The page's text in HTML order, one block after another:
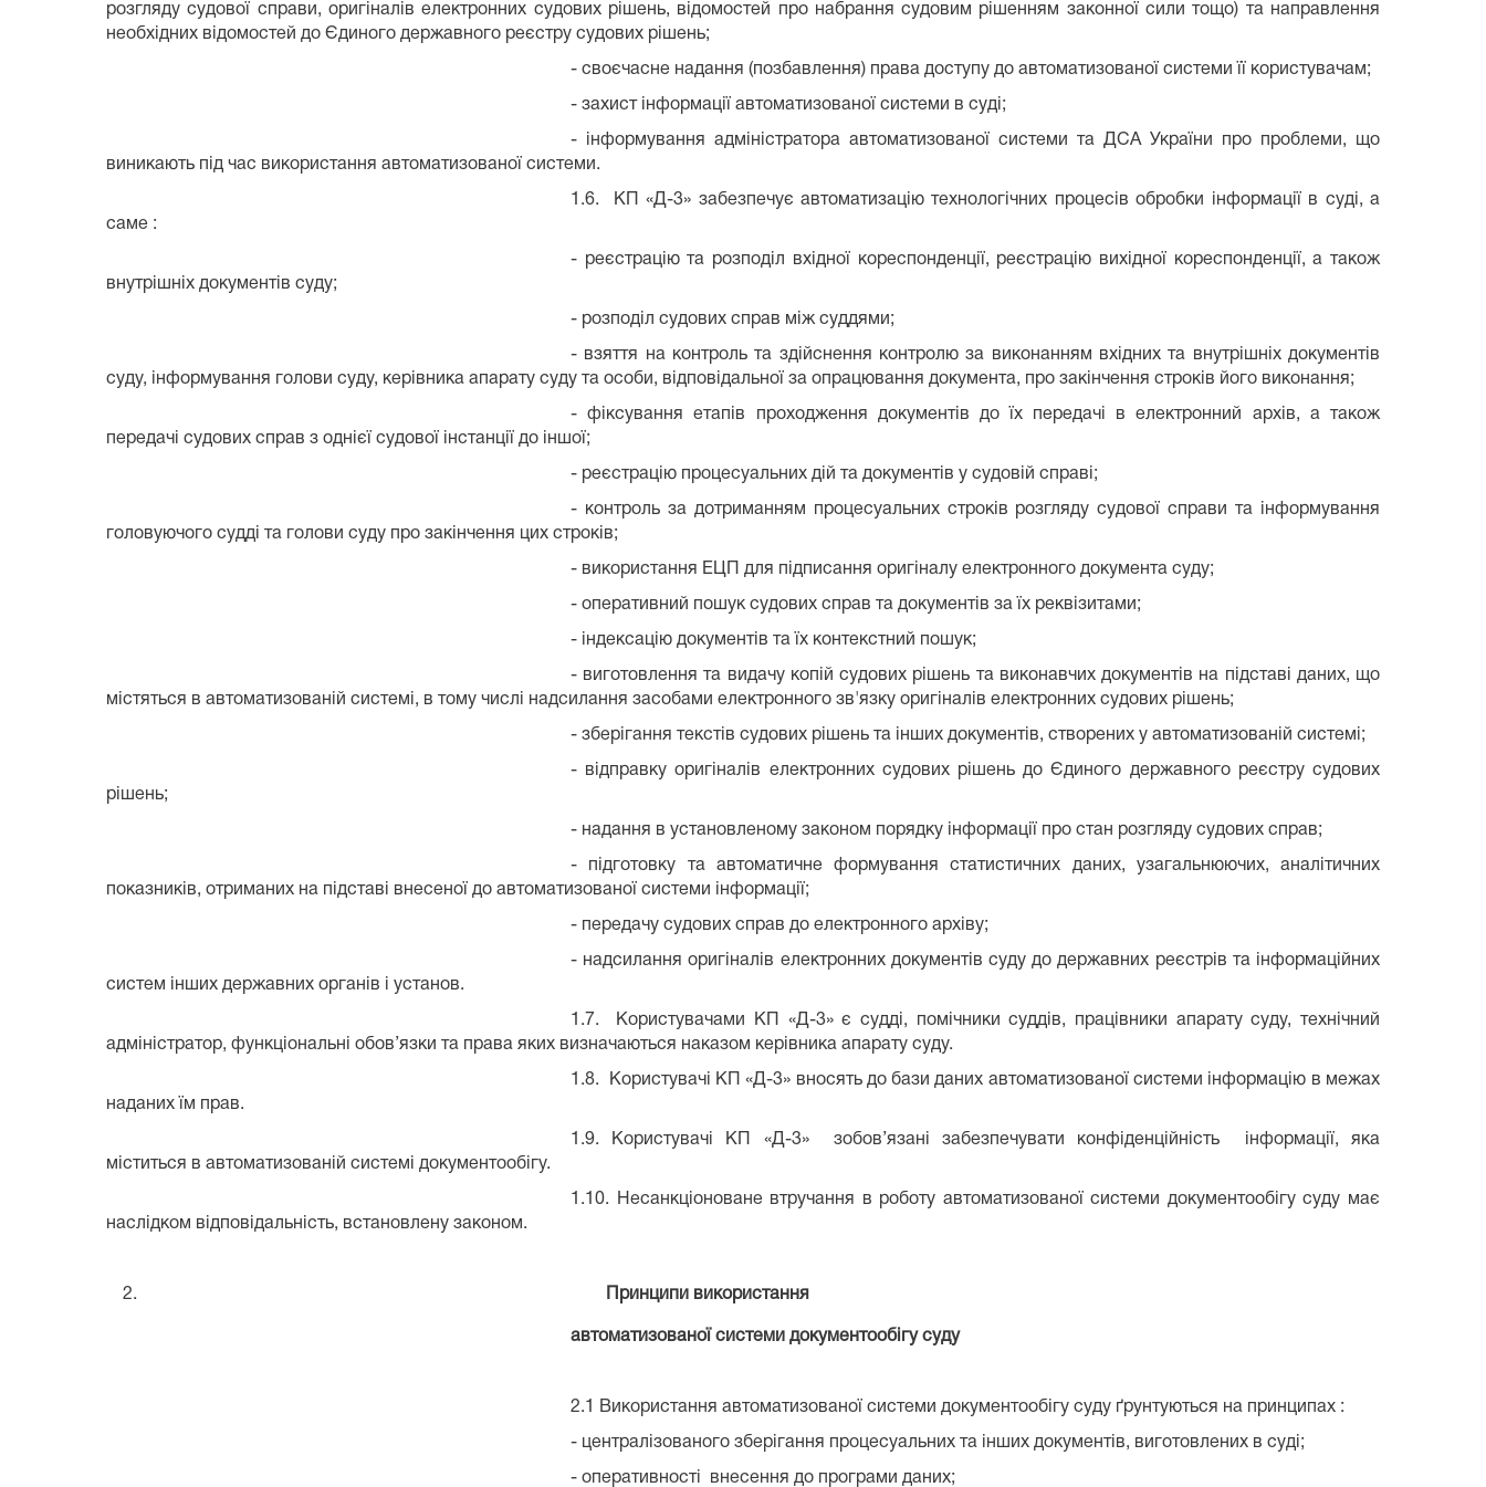
розгляду судової справи, оригіналів електронних судових рішень, відомостей про набрання судовим рішенням законної сили тощо) та направлення
необхідних відомостей до Єдиного державного реєстру судових рішень;
- своєчасне надання (позбавлення) права доступу до автоматизованої системи її користувачам;
- захист інформації автоматизованої системи в суді;
- інформування адміністратора автоматизованої системи та ДСА України про проблеми, що
виникають під час використання автоматизованої системи.
1.6. КП «Д-3» забезпечує автоматизацію технологічних процесів обробки інформації в суді, а
саме :
- реєстрацію та розподіл вхідної кореспонденції, реєстрацію вихідної кореспонденції, а також
внутрішніх документів суду;
- розподіл судових справ між суддями;
- взяття на контроль та здійснення контролю за виконанням вхідних та внутрішніх документів
суду, інформування голови суду, керівника апарату суду та особи, відповідальної за опрацювання документа, про закінчення строків його виконання;
- фіксування етапів проходження документів до їх передачі в електронний архів, а також
передачі судових справ з однієї судової інстанції до іншої;
- реєстрацію процесуальних дій та документів у судовій справі;
- контроль за дотриманням процесуальних строків розгляду судової справи та інформування
головуючого судді та голови суду про закінчення цих строків;
- використання ЕЦП для підписання оригіналу електронного документа суду;
- оперативний пошук судових справ та документів за їх реквізитами;
- індексацію документів та їх контекстний пошук;
- виготовлення та видачу копій судових рішень та виконавчих документів на підставі даних, що
містяться в автоматизованій системі, в тому числі надсилання засобами електронного зв'язку оригіналів електронних судових рішень;
- зберігання текстів судових рішень та інших документів, створених у автоматизованій системі;
- відправку оригіналів електронних судових рішень до Єдиного державного реєстру судових
рішень;
- надання в установленому законом порядку інформації про стан розгляду судових справ;
- підготовку та автоматичне формування статистичних даних, узагальнюючих, аналітичних
показників, отриманих на підставі внесеної до автоматизованої системи інформації;
- передачу судових справ до електронного архіву;
- надсилання оригіналів електронних документів суду до державних реєстрів та інформаційних
систем інших державних органів і установ.
1.7. Користувачами КП «Д-3» є судді, помічники суддів, працівники апарату суду, технічний
адміністратор, функціональні обов’язки та права яких визначаються наказом керівника апарату суду.
1.8. Користувачі КП «Д-3» вносять до бази даних автоматизованої системи інформацію в межах
наданих їм прав.
1.9. Користувачі КП «Д-3» зобов’язані забезпечувати конфіденційність інформації, яка
міститься в автоматизованій системі документообігу.
1.10. Несанкціоноване втручання в роботу автоматизованої системи документообігу суду має
наслідком відповідальність, встановлену законом.
Принципи використання
автоматизованої системи документообігу суду
2.1 Використання автоматизованої системи документообігу суду ґрунтуються на принципах :
- централізованого зберігання процесуальних та інших документів, виготовлених в суді;
- оперативності внесення до програми даних;